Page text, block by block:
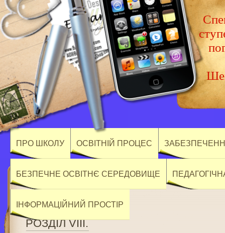
ПРО ШКОЛУ ОСВІТНІЙ ПРОЦЕС
БЕЗПЕЧНЕ ОСВІТНЄ СЕРЕДОВИЩЕ
ІНФОРМАЦІЙНИЙ ПРОСТІР
РОЗДІЛ VIII.